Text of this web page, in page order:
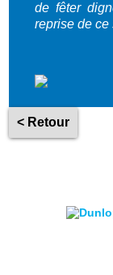
de fêter
reprise de ce
< Retour